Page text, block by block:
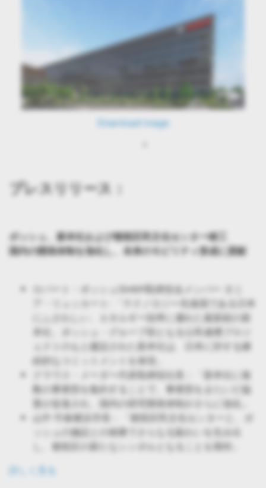
Download image
プレスリリース：
ボッシュ、新本社および都筑区民文化センター竣工
国内の開発体制を強化し、未来のモビリティ形成に貢献
ロバート・ボッシュGmbH取締役会メンバー タニ
ア・リュッカート: 「テクノロジー先進国である日本
にふさわしい、エネルギー効率に優れた最新鋭の新
本社。ボッシュ・グループ初となる公民連携プロジ
ェクトのもと建設された新本社は、日本に対する継
続的なコミットメントを体現」
クラウス・メーダー代表取締役社長：「新本社に複
数の事業部を集約することで、事業部をまたいだ協
業が促進され、国内の研究開発体制がさらに強化」
山中 竹春横浜市長：「都筑区民文化センターと、ボ
ッシュの施設との相乗でさらなる賑わいを生み出
し、都筑区の新たなシンボルとなることを期待」
詳しく見る